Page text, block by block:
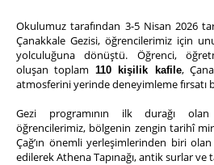
Okulumuz tarafından 3-5 Nisan 2026
Çanakkale Gezisi, öğrencilerimiz için
yolculuğuna dönüştü. Öğrenci,
oluşan toplam 110 kişilik kafile,
atmosferini yerinde deneyimleme fırsatı
Gezi programının ilk durağı
öğrencilerimiz, bölgenin zengin tarihî
Çağ’ın önemli yerleşimlerinden biri olan
edilerek Athena Tapınağı, antik surlar ve